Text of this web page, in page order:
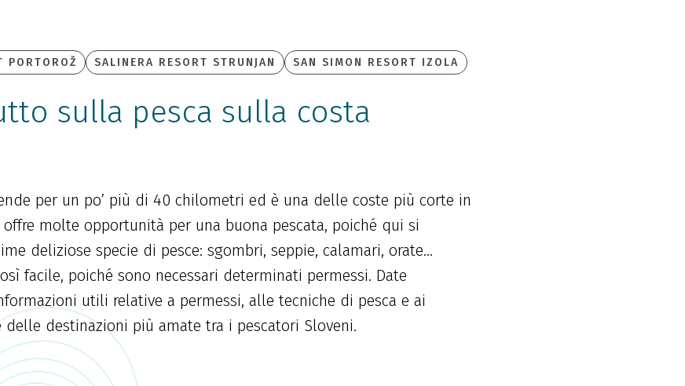
PORTOROŽ SALINERA RESORT STRUNJAN SAN SIMON RESORT IZOLA
sulla pesca sulla costa
per un po’ più di 40 chilometri ed è una delle coste più corte in
offre molte opportunità per una buona pescata, poiché qui si
deliziose specie di pesce: sgombri, seppie, calamari, orate...
facile, poiché sono necessari determinati permessi. Date
utili relative a permessi, alle tecniche di pesca e ai
destinazioni più amate tra i pescatori Sloveni.